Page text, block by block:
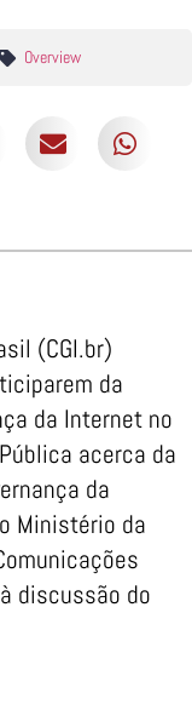
Overview
(CGI.br)
da
da Internet no
acerca da
da
Ministério da
discussão do